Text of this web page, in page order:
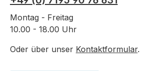
Montag - Freitag
10.00 - 18.00 Uhr
Oder über unser Kontaktformular.